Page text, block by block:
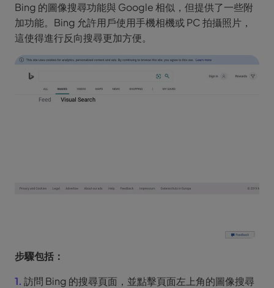
Bing 的圖像搜尋功能與 Google 相似，但提供了一些附
加功能。Bing 允許用戶使用手機相機或 PC 拍攝照片，
這使得進行反向搜尋更加方便。
步驟包括：
1. 訪問 Bing 的搜尋頁面，並點擊頁面左上角的圖像搜尋